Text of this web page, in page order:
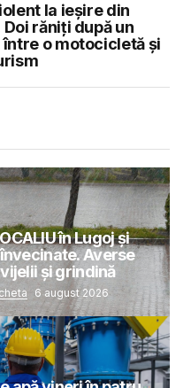
la ieșire din
răniți după un
o motocicletă și
în Lugoj și
Averse
și grindină
6 august 2026